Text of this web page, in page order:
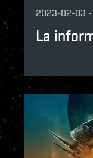
2023-02-03 -
La